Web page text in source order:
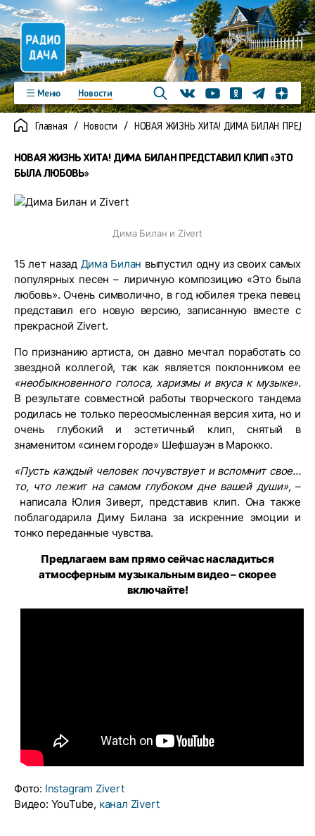
Меню
Новости
Программы
Подкасты
Новинки
Фото
Видео
ВконтактеYoutubeОдноклассники
ТелеграмЯндекс
Главная Новости НОВАЯ ЖИЗНЬ ХИТА! ДИМА БИЛАН
НОВАЯ ЖИЗНЬ ХИТА! ДИМА БИЛАН ПРЕДСТАВИЛ КЛИП «ЭТО
БЫЛА ЛЮБОВЬ»
Дима Билан и Zivert
15 лет назад Дима Билан выпустил одну из своих самых
популярных песен – лиричную композицию «Это была
любовь». Очень символично, в год юбилея трека певец
представил его новую версию, записанную вместе с
прекрасной Zivert.
По признанию артиста, он давно мечтал поработать со
звездной коллегой, так как является поклонником ее
«необыкновенного голоса, харизмы и вкуса к музыке».
В результате совместной работы творческого тандема
родилась не только переосмысленная версия хита, но и
очень глубокий и эстетичный клип, снятый в
знаменитом «синем городе» Шефшауэн в Марокко.
«Пусть каждый человек почувствует и вспомнит свое…
то, что лежит на самом глубоком дне вашей души»,–
написала Юлия Зиверт, представив клип. Она также
поблагодарила Диму Билана за искренние эмоции и
тонко переданные чувства.
Предлагаем вам прямо сейчас насладиться
атмосферным музыкальным видео – скорее
включайте!
Фото: Instagram Zivert
Видео: YouTube, канал Zivert